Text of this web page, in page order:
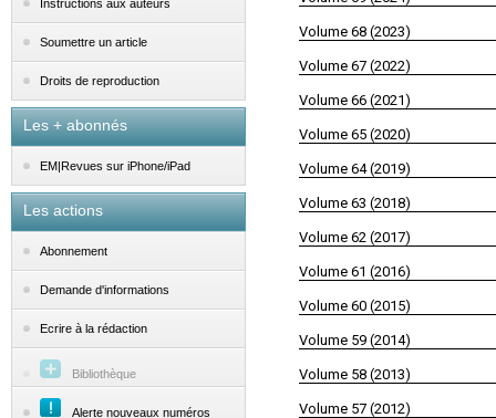
Instructions aux auteurs
Soumettre un article
Droits de reproduction
Les + abonnés
EM|Revues sur iPhone/iPad
Les actions
Abonnement
Demande d'informations
Ecrire à la rédaction
Bibliothèque
Alerte nouveaux numéros
Volume 68 (2023)
Volume 67 (2022)
Volume 66 (2021)
Volume 65 (2020)
Volume 64 (2019)
Volume 63 (2018)
Volume 62 (2017)
Volume 61 (2016)
Volume 60 (2015)
Volume 59 (2014)
Volume 58 (2013)
Volume 57 (2012)